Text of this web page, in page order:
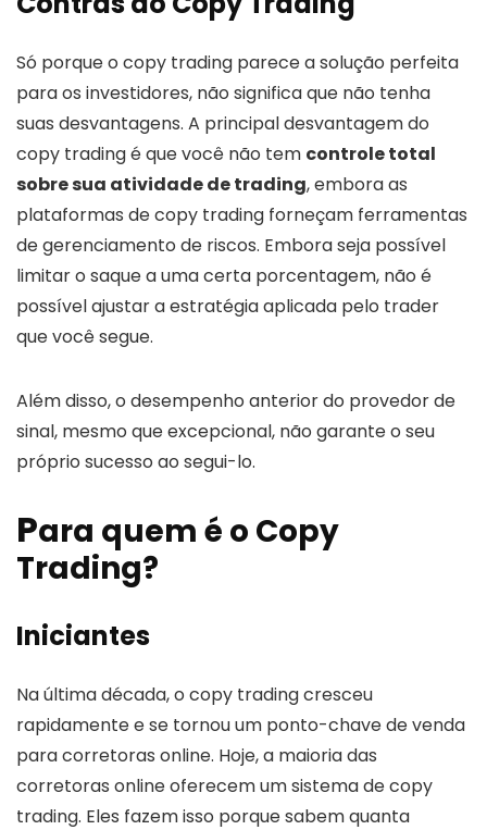
Só porque o copy trading parece a solução perfeita
para os investidores, não significa que não tenha
suas desvantagens. A principal desvantagem do
copy trading é que você não tem controle total
sobre sua atividade de trading, embora as
plataformas de copy trading forneçam ferramentas
de gerenciamento de riscos. Embora seja possível
limitar o saque a uma certa porcentagem, não é
possível ajustar a estratégia aplicada pelo trader
que você segue.
Além disso, o desempenho anterior do provedor de
sinal, mesmo que excepcional, não garante o seu
próprio sucesso ao segui-lo.
Para quem é o Copy
Trading?
Iniciantes
Na última década, o copy trading cresceu
rapidamente e se tornou um ponto-chave de venda
para corretoras online. Hoje, a maioria das
corretoras online oferecem um sistema de copy
trading. Eles fazem isso porque sabem quanta